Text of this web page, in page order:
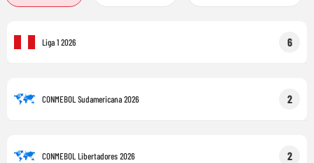
Liga 1 2026 6
CONMEBOL Sudamericana 2026 2
CONMEBOL Libertadores 2026 2